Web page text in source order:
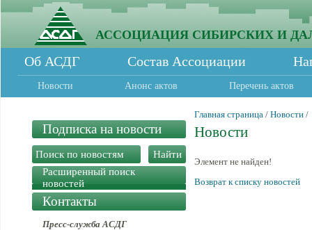
АССОЦИАЦИЯ СИБИРСКИХ И
Об АСДГ Состав Ассоциации
Новости Анонс актов Перечень актов
Подписка на новости
Расширенный поиск
новостей
Контакты
Пресс-служба АСДГ
Главная страница / Новости /
Новости
Элемент не найден!
Возврат к списку новостей